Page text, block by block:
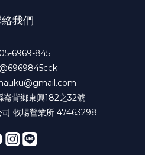
我們
6969-845
背鄉東興182之32號
司 牧場營業所 47463298